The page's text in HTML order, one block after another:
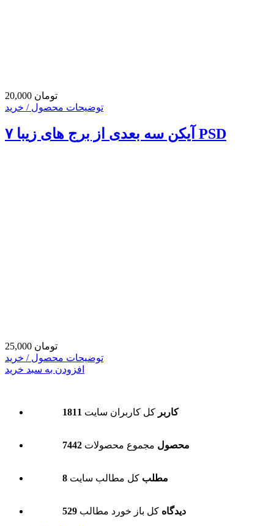
20,000 تومان
توضیحات محصول / خرید
۷ آیکن سه بعدی از برج های زیبا PSD
25,000 تومان
توضیحات محصول / خرید
افزودن به سبد خرید
1811 کاربر کل کاربران سایت
7442 محصول مجموع محصولات
8 مطلب کل مطالب سایت
529 دیدگاه کل باز خورد مطالب